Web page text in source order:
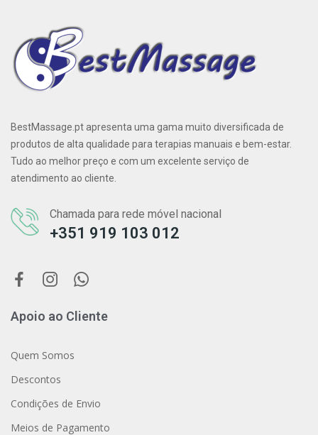
BestMassage.pt apresenta uma gama muito diversificada de
produtos de alta qualidade para terapias manuais e bem-estar.
Tudo ao melhor preço e com um excelente serviço de
atendimento ao cliente.
Chamada para rede móvel nacional
+351 919 103 012
Apoio ao Cliente
Quem Somos
Descontos
Condições de Envio
Meios de Pagamento